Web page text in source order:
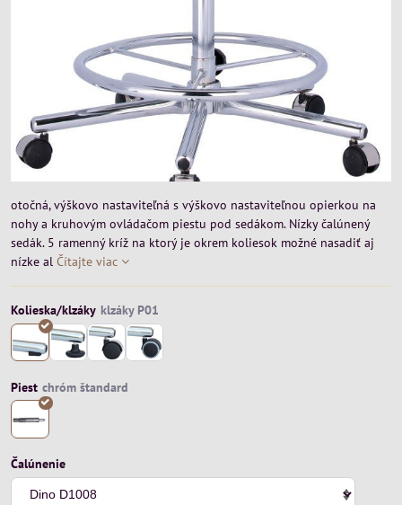
otočná, výškovo nastaviteľná s výškovo nastaviteľnou opierkou na
nohy a kruhovým ovládačom piestu pod sedákom. Nízky čalúnený
sedák. 5 ramenný kríž na ktorý je okrem koliesok možné nasadiť aj
nízke al Čítajte viac
Kolieska/klzáky
Piest
Čalúnenie